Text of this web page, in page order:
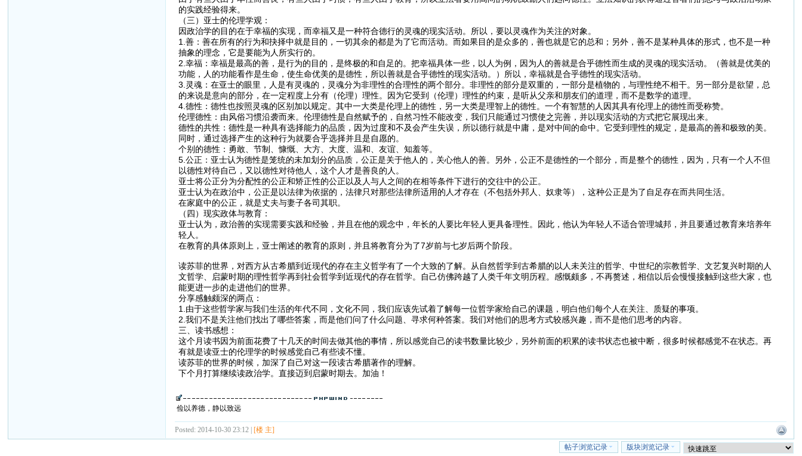
的实践经验得来。
（三）亚士的伦理学观：
因政治学的目的在于幸福的实现，而幸福又是一种符合德行的灵魂的现实活动。所以，要以灵魂作为关注的对象。
1.善：善在所有的行为和抉择中就是目的，一切其余的都是为了它而活动。而如果目的是众多的，善也就是它的总和；另外，善不是某种具体的形式，也不是一种
抽象的理念，它是要能为人所实行的。
2.幸福：幸福是最高的善，是行为的目的，是终极的和自足的。把幸福具体一些，以人为例，因为人的善就是合乎德性而生成的灵魂的现实活动。（善就是优美的
功能，人的功能看作是生命，使生命优美的是德性，所以善就是合乎德性的现实活动。）所以，幸福就是合乎德性的现实活动。
3.灵魂：在亚士的眼里，人是有灵魂的，灵魂分为非理性的合理性的两个部分。非理性的部分是双重的，一部分是植物的，与理性绝不相干。另一部分是欲望，总
的来说是意向的部分，在一定程度上分有（伦理）理性。因为它受到（伦理）理性的约束，是听从父亲和朋友们的道理，而不是数学的道理。
4.德性：德性也按照灵魂的区别加以规定。其中一大类是伦理上的德性，另一大类是理智上的德性。一个有智慧的人因其具有伦理上的德性而受称赞。
伦理德性：由风俗习惯沿袭而来。伦理德性是自然赋予的，自然习性不能改变，我们只能通过习惯使之完善，并以现实活动的方式把它展现出来。
德性的共性：德性是一种具有选择能力的品质，因为过度和不及会产生失误，所以德行就是中庸，是对中间的命中。它受到理性的规定，是最高的善和极致的美。
同时，通过选择产生的这种行为就要合乎选择并且是自愿的。
个别的德性：勇敢、节制、慷慨、大方、大度、温和、友谊、知羞等。
5.公正：亚士认为德性是笼统的未加划分的品质，公正是关于他人的，关心他人的善。另外，公正不是德性的一个部分，而是整个的德性，因为，只有一个人不但
以德性对待自己，又以德性对待他人，这个人才是善良的人。
亚士将公正分为分配性的公正和矫正性的公正以及人与人之间的在相等条件下进行的交往中的公正。
亚士认为在政治中，公正是以法律为依据的，法律只对那些法律所适用的人才存在（不包括外邦人、奴隶等），这种公正是为了自足存在而共同生活。
在家庭中的公正，就是丈夫与妻子各司其职。
（四）现实政体与教育：
亚士认为，政治善的实现需要实践和经验，并且在他的观念中，年长的人要比年轻人更具备理性。因此，他认为年轻人不适合管理城邦，并且要通过教育来培养年
轻人。
在教育的具体原则上，亚士阐述的教育的原则，并且将教育分为了7岁前与七岁后两个阶段。
读苏菲的世界，对西方从古希腊到近现代的存在主义哲学有了一个大致的了解。从自然哲学到古希腊的以人未关注的哲学、中世纪的宗教哲学、文艺复兴时期的人
文哲学、启蒙时期的理性哲学再到社会哲学到近现代的存在哲学。自己仿佛跨越了人类千年文明历程。感慨颇多，不再赘述，相信以后会慢慢接触到这些大家，也
能更进一步的走进他们的世界。
分享感触颇深的两点：
1.由于这些哲学家与我们生活的年代不同，文化不同，我们应该先试着了解每一位哲学家给自己的课题，明白他们每个人在关注、质疑的事项。
2.我们不是关注他们找出了哪些答案，而是他们问了什么问题、寻求何种答案。我们对他们的思考方式较感兴趣，而不是他们思考的内容。
三、读书感想：
这个月读书因为前面花费了十几天的时间去做其他的事情，所以感觉自己的读书数量比较少，另外前面的积累的读书状态也被中断，很多时候都感觉不在状态。再
有就是读亚士的伦理学的时候感觉自己有些读不懂。
读苏菲的世界的时候，加深了自己对这一段读古希腊著作的理解。
下个月打算继续读政治学。直接迈到启蒙时期去。加油！
俭以养德，静以致远
Posted: 2014-10-30 23:12 |[楼 主]
帖子浏览记录 版块浏览记录